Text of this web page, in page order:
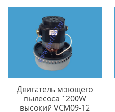
Двигатель моющего
пылесоса 1200W
высокий VCM09-12